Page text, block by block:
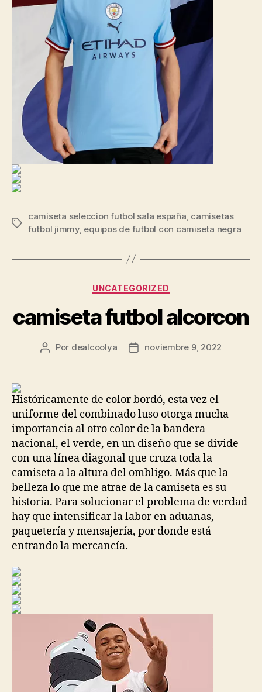
Etiquetas
camiseta seleccion futbol sala españa camisetas
futbol jimmy, equipos de futbol con camiseta negra
Categorías
UNCATEGORIZED
camiseta futbol alcorcon
Autor
Por dealcoolya
Fechanoviembre 9, 2022
Históricamente de color bordó, esta vez el
uniforme del combinado luso otorga mucha
importancia al otro color de la bandera
nacional, el verde, en un diseño que se divide
con una línea diagonal que cruza toda la
camiseta a la altura del ombligo. Más que la
belleza lo que me atrae de la camiseta es su
historia. Para solucionar el problema de verdad
hay que intensificar la labor en aduanas,
paquetería y mensajería, por donde está
entrando la mercancía.